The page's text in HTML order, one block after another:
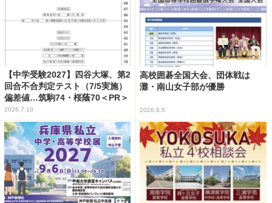
【中学受験2027】四谷大塚、第2
回合不合判定テスト（7/5実施）
偏差値…筑駒74・桜蔭70＜PR＞
2026.7.10
高校囲碁全国大会、団体戦は
灘・南山女子部が優勝
2026.8.5